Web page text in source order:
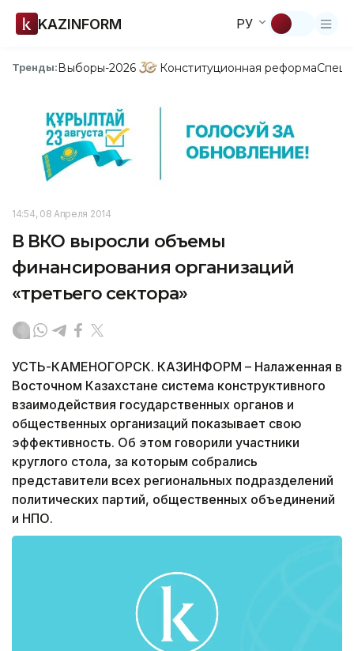
KAZINFORM РУ
Тренды:Выборы-2026 Конституционная реформа
14:54, 08 Апреля 2014
В ВКО выросли объемы
финансирования организаций
«третьего сектора»
УСТЬ-КАМЕНОГОРСК. КАЗИНФОРМ – Налаженная в
Восточном Казахстане система конструктивного
взаимодействия государственных органов и
общественных организаций показывает свою
эффективность. Об этом говорили участники
круглого стола, за которым собрались
представители всех региональных подразделений
политических партий, общественных объединений
и НПО.